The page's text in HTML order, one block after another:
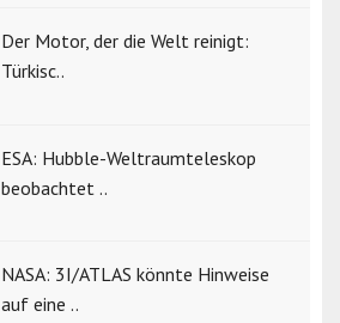
Der Motor, der die Welt reinigt:
Türkisc..
ESA: Hubble-Weltraumteleskop
beobachtet ..
NASA: 3I/ATLAS könnte Hinweise
auf eine ..